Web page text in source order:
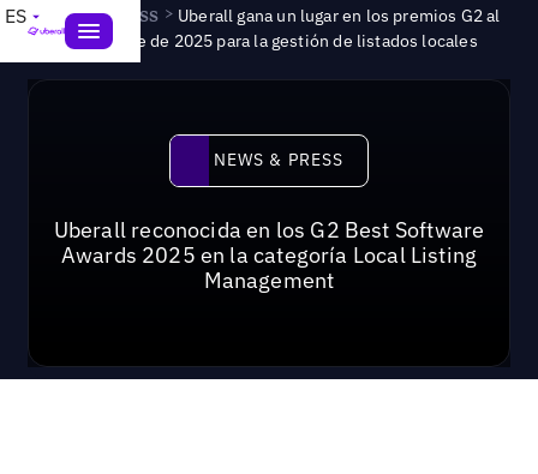
ES News & Press > Uberall gana un lugar en los premios G2 al
mejor software de 2025 para la gestión de listados locales
News & Press
NEWS & PRESS
Uberall reconocida en los G2 Best Software
Awards 2025 en la categoría Local Listing
Management